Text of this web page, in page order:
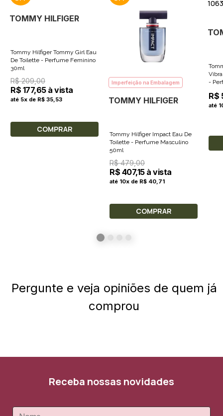
TOMMY HILFIGER
Tommy Hilfiger Tommy Girl Eau
De Toilette - Perfume Feminino
30ml
R$ 209,00
R$ 177,65 à vista
até 5x de R$ 35,53
COMPRAR
Imperfeição na Embalagem
TOMMY HILFIGER
Tommy Hilfiger Impact Eau De
Toilette - Perfume Masculino
50ml
R$ 479,00
R$ 407,15 à vista
até 10x de R$ 40,71
COMPRAR
-
R$
até
Pergunte e veja opiniões de quem já
comprou
Receba nossas novidades